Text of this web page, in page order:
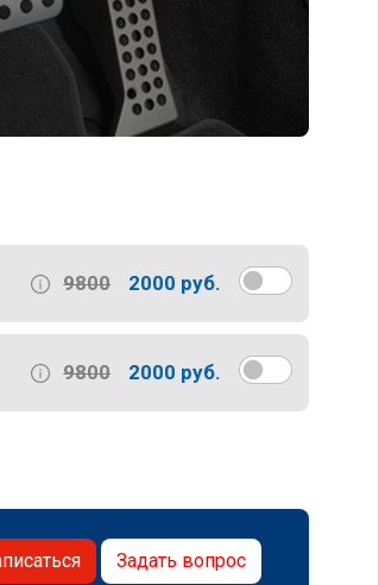
9800 2000 руб.
9800 2000 руб.
Задать вопрос